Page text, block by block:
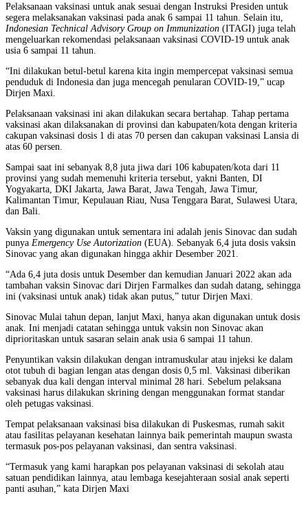
Pelaksanaan vaksinasi untuk anak sesuai dengan Instruksi Presiden untuk
segera melaksanakan vaksinasi pada anak 6 sampai 11 tahun. Selain itu,
Indonesian Technical Advisory Group on Immunization (ITAGI) juga telah
mengeluarkan rekomendasi pelaksanaan vaksinasi COVID-19 untuk anak
usia 6 sampai 11 tahun.
“Ini dilakukan betul-betul karena kita ingin mempercepat vaksinasi semua
penduduk di Indonesia dan juga mencegah penularan COVID-19,” ucap
Dirjen Maxi.
Pelaksanaan vaksinasi ini akan dilakukan secara bertahap. Tahap pertama
vaksinasi akan dilaksanakan di provinsi dan kabupaten/kota dengan kriteria
cakupan vaksinasi dosis 1 di atas 70 persen dan cakupan vaksinasi Lansia di
atas 60 persen.
Sampai saat ini sebanyak 8,8 juta jiwa dari 106 kabupaten/kota dari 11
provinsi yang sudah memenuhi kriteria tersebut, yakni Banten, DI
Yogyakarta, DKI Jakarta, Jawa Barat, Jawa Tengah, Jawa Timur,
Kalimantan Timur, Kepulauan Riau, Nusa Tenggara Barat, Sulawesi Utara,
dan Bali.
Vaksin yang digunakan untuk sementara ini adalah jenis Sinovac dan sudah
punya Emergency Use Autorization (EUA). Sebanyak 6,4 juta dosis vaksin
Sinovac yang akan digunakan hingga akhir Desember 2021.
“Ada 6,4 juta dosis untuk Desember dan kemudian Januari 2022 akan ada
tambahan vaksin Sinovac dari Dirjen Farmalkes dan sudah datang, sehingga
ini (vaksinasi untuk anak) tidak akan putus,” tutur Dirjen Maxi.
Sinovac Mulai tahun depan, lanjut Maxi, hanya akan digunakan untuk dosis
anak. Ini menjadi catatan sehingga untuk vaksin non Sinovac akan
diprioritaskan untuk sasaran selain anak usia 6 sampai 11 tahun.
Penyuntikan vaksin dilakukan dengan intramuskular atau injeksi ke dalam
otot tubuh di bagian lengan atas dengan dosis 0,5 ml. Vaksinasi diberikan
sebanyak dua kali dengan interval minimal 28 hari. Sebelum pelaksana
vaksinasi harus dilakukan skrining dengan menggunakan format standar
oleh petugas vaksinasi.
Tempat pelaksanaan vaksinasi bisa dilakukan di Puskesmas, rumah sakit
atau fasilitas pelayanan kesehatan lainnya baik pemerintah maupun swasta
termasuk pos-pos pelayanan vaksinasi, dan sentra vaksinasi.
“Termasuk yang kami harapkan pos pelayanan vaksinasi di sekolah atau
satuan pendidikan lainnya, atau lembaga kesejahteraan sosial anak seperti
panti asuhan,” kata Dirjen Maxi